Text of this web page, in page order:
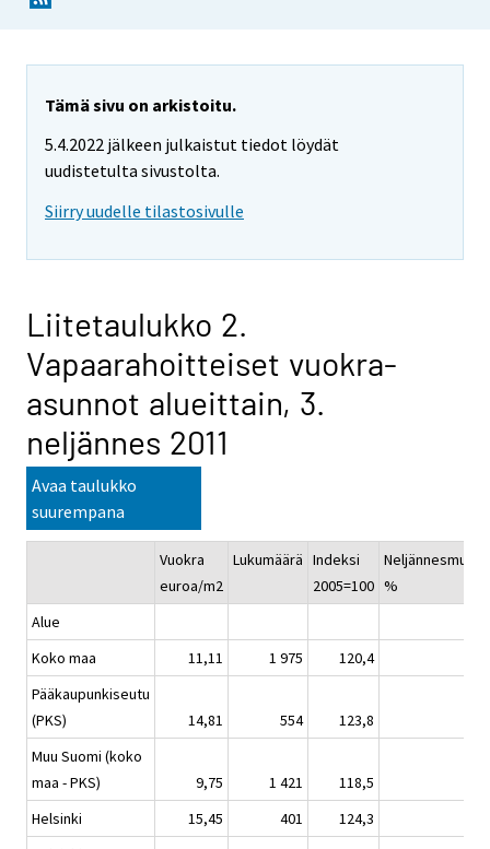
Tämä sivu on arkistoitu.
5.4.2022 jälkeen julkaistut tiedot löydät
uudistetulta sivustolta.
Siirry uudelle tilastosivulle
Liitetaulukko 2.
Vapaarahoitteiset vuokra-
asunnot alueittain, 3.
neljännes 2011
Avaa taulukko
suurempana
Vuokra
euroa/m2
Lukumäärä Indeksi
2005=100 %
Alue
Koko maa
11,11 1 975 120,4
Pääkaupunkiseutu
(PKS)
14,81 554 123,8
Muu Suomi (koko
maa - PKS)
9,75 1 421 118,5
Helsinki
15,45 401 124,3